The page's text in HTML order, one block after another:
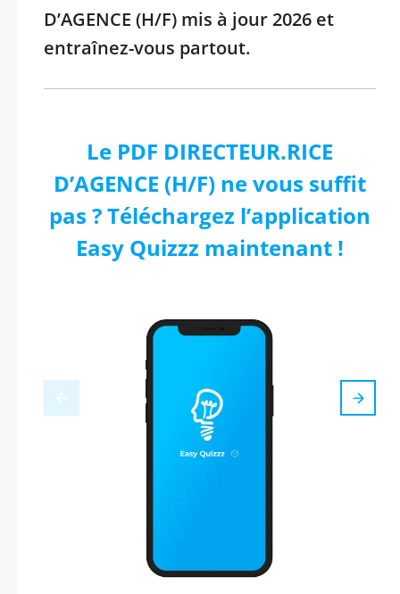
D’AGENCE (H/F) mis à jour 2026 et
entraînez-vous partout.
Le PDF DIRECTEUR.RICE
D’AGENCE (H/F) ne vous suffit
pas ? Téléchargez l’application
Easy Quizzz maintenant !